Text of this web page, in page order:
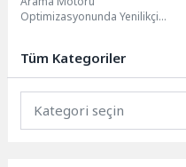
Optimizasyonunda Yenilikçi
dijital pazarlama stratejilerinde
önemli bir...
Tüm Kategoriler